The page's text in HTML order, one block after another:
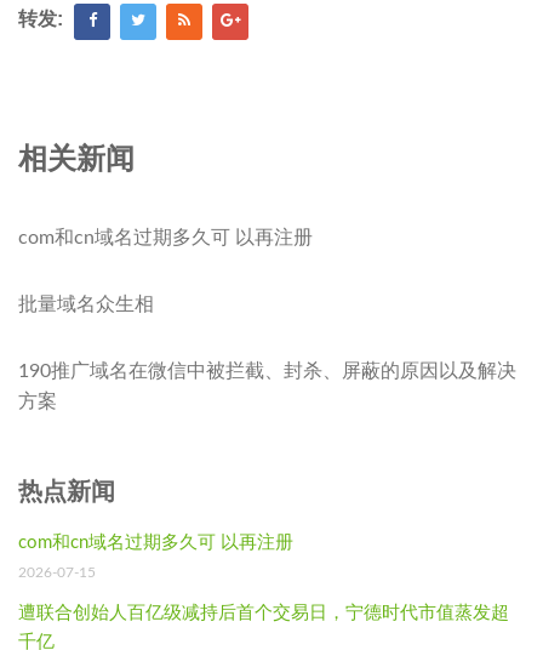
转发:
相关新闻
com和cn域名过期多久可 以再注册
批量域名众生相
190推广域名在微信中被拦截、封杀、屏蔽的原因以及解决
方案
热点新闻
com和cn域名过期多久可 以再注册
2026-07-15
遭联合创始人百亿级减持后首个交易日，宁德时代市值蒸发超
千亿